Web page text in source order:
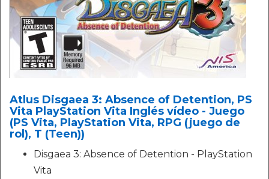
Atlus Disgaea 3: Absence of Detention, PS
Vita PlayStation Vita Inglés vídeo - Juego
(PS Vita, PlayStation Vita, RPG (juego de
rol), T (Teen))
Disgaea 3: Absence of Detention - PlayStation
Vita